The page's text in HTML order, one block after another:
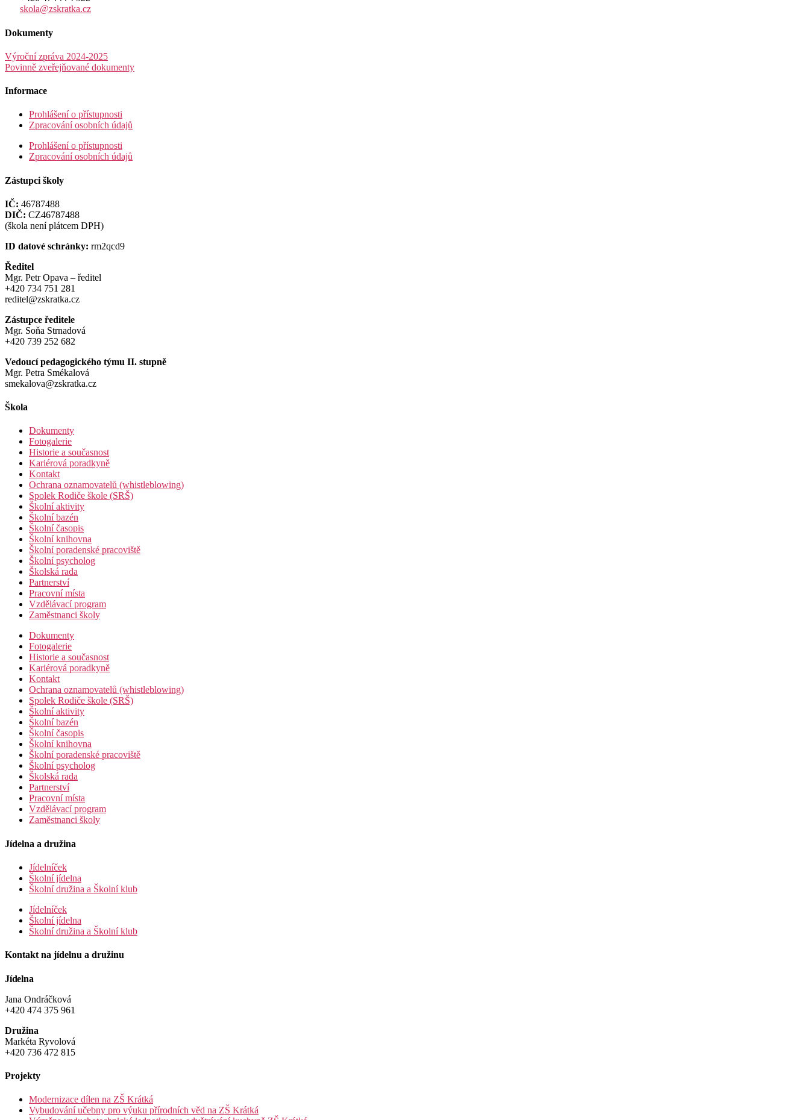
skola@zskratka.cz
Dokumenty
Výroční zpráva 2024-2025
Povinně zveřejňované dokumenty
Informace
Prohlášení o přístupnosti
Zpracování osobních údajů
Prohlášení o přístupnosti
Zpracování osobních údajů
Zástupci školy
IČ: 46787488
DIČ: CZ46787488
(škola není plátcem DPH)
ID datové schránky: rm2qcd9
Ředitel
Mgr. Petr Opava – ředitel
+420 734 751 281
reditel@zskratka.cz
Zástupce ředitele
Mgr. Soňa Strnadová
+420 739 252 682
Vedoucí pedagogického týmu II. stupně
Mgr. Petra Smékalová
smekalova@zskratka.cz
Škola
Dokumenty
Fotogalerie
Historie a současnost
Kariérová poradkyně
Kontakt
Ochrana oznamovatelů (whistleblowing)
Spolek Rodiče škole (SRŠ)
Školní aktivity
Školní bazén
Školní časopis
Školní knihovna
Školní poradenské pracoviště
Školní psycholog
Školská rada
Partnerství
Pracovní místa
Vzdělávací program
Zaměstnanci školy
Dokumenty
Fotogalerie
Historie a současnost
Kariérová poradkyně
Kontakt
Ochrana oznamovatelů (whistleblowing)
Spolek Rodiče škole (SRŠ)
Školní aktivity
Školní bazén
Školní časopis
Školní knihovna
Školní poradenské pracoviště
Školní psycholog
Školská rada
Partnerství
Pracovní místa
Vzdělávací program
Zaměstnanci školy
Jídelna a družina
Jídelníček
Školní jídelna
Školní družina a Školní klub
Jídelníček
Školní jídelna
Školní družina a Školní klub
Kontakt na jídelnu a družinu
Jídelna
Jana Ondráčková
+420 474 375 961
Družina
Markéta Ryvolová
+420 736 472 815
Projekty
Modernizace dílen na ZŠ Krátká
Vybudování učebny pro výuku přírodních věd na ZŠ Krátká